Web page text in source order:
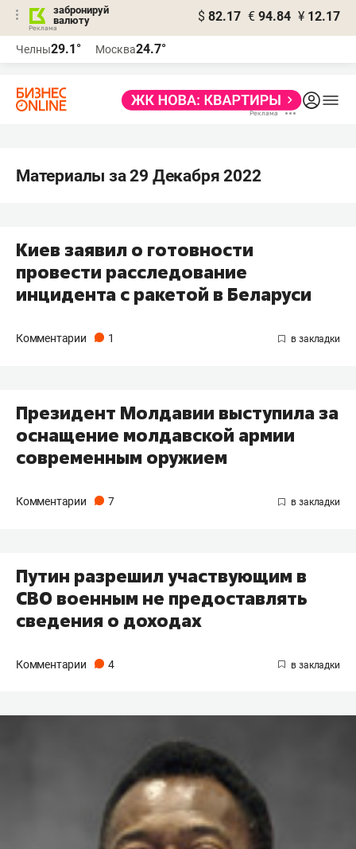
забронируй
валюту
$ 82.17 € 94.84 ¥ 12.17
Челны29.1° Москва24.7°
Материалы за 29 Декабря 2022
Киев заявил о готовности
провести расследование
инцидента с ракетой в Беларуси
Комментарии 1
Президент Молдавии выступила за
оснащение молдавской армии
современным оружием
Комментарии 7
Путин разрешил участвующим в
СВО военным не предоставлять
сведения о доходах
Комментарии 4